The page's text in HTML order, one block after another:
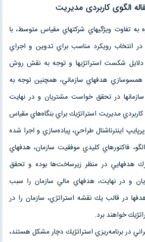
الگوی كاربردی مديريت
به تفاوت ويژگيهاي شركتهاي مقياس متوسط، با
انتخاب رويكرد مناسب براي تدوين و اجراي
دلايل شكست استراتژيها و توجه به نقش روش
همسو‌سازي هدفهاي سازماني، همچنين توجه به
در تحقق خواست مشتريان و در نهايت
مديريت استراتژيك براي بنگاه‌هاي مقياس
اينترناشنال طراحي، پياده‌سازي و اجرا شده
فاكتورهاي كليدي موفقيت سازمان، هدفهاي
هدفهايي در منظر زيرساخت‌ها بوده و تحقق
و در نهايت، هدفهاي مالي سازمان را سبب
در قالب يك نقشه استراتژي، سازمان را در
خواهند برد.
در برنامه‌ريزي استراتژيك دچار مشكل هستند،